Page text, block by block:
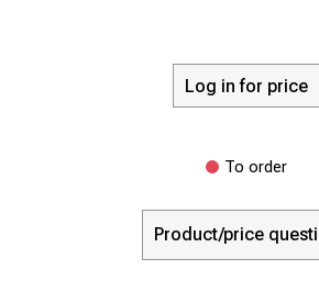
Log in for price
To order
Product/price